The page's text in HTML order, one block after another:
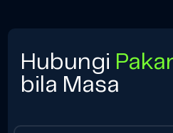
Hubungi Pakar
bila Masa